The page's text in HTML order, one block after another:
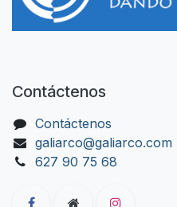
Contáctenos
Contáctenos
galiarco@galiarco.com
627 90 75 68